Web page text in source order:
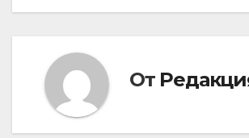
От